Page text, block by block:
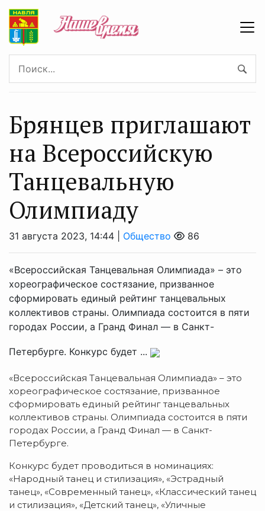
Брянцев приглашают
на Всероссийскую
Танцевальную
Олимпиаду
31 августа 2023, 14:44 | Общество 86
«Всероссийская Танцевальная Олимпиада» – это
хореографическое состязание, призванное
сформировать единый рейтинг танцевальных
коллективов страны. Олимпиада состоится в пяти
городах России, а Гранд Финал — в Санкт-
Петербурге. Конкурс будет ...
«Всероссийская Танцевальная Олимпиада» – это
хореографическое состязание, призванное
сформировать единый рейтинг танцевальных
коллективов страны. Олимпиада состоится в пяти
городах России, а Гранд Финал — в Санкт-
Петербурге.
Конкурс будет проводиться в номинациях:
«Народный танец и стилизация», «Эстрадный
танец», «Современный танец», «Классический танец
и стилизация», «Детский танец», «Уличные